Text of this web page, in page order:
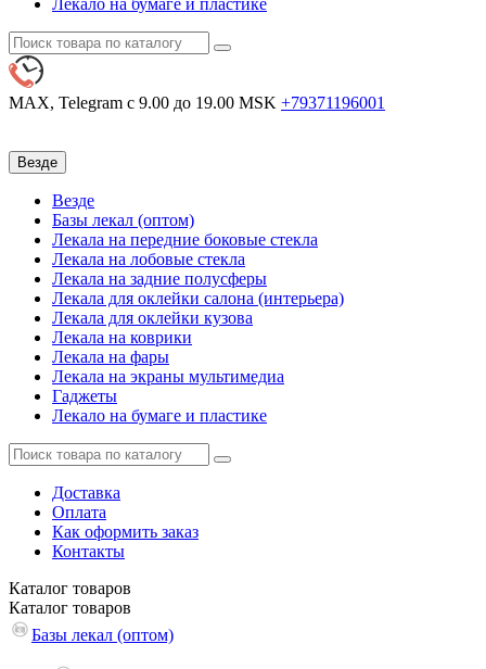
Лекало на бумаге и пластике
MAX, Telegram с 9.00 до 19.00 MSK +79371196001
Везде
Везде
Базы лекал (оптом)
Лекала на передние боковые стекла
Лекала на лобовые стекла
Лекала на задние полусферы
Лекала для оклейки салона (интерьера)
Лекала для оклейки кузова
Лекала на коврики
Лекала на фары
Лекала на экраны мультимедиа
Гаджеты
Лекало на бумаге и пластике
Доставка
Оплата
Как оформить заказ
Контакты
Каталог товаров
Каталог товаров
Базы лекал (оптом)